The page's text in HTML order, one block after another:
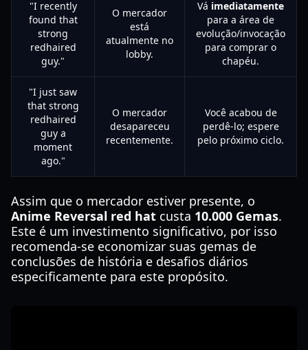
"I recently
found that
strong
redhaired
guy."
O mercador
está
atualmente no
lobby.
Vá imediatamente
para a área de
evolução/invocação
para comprar o
chapéu.
"I just saw
that strong
redhaired
guy a
moment
ago."
O mercador
desapareceu
recentemente.
Você acabou de
perdê-lo; espere
pelo próximo ciclo.
Assim que o mercador estiver presente, o
Anime Reversal red hat custa 10.000 Gemas.
Este é um investimento significativo, por isso
recomenda-se economizar suas gemas de
conclusões de história e desafios diários
especificamente para este propósito.